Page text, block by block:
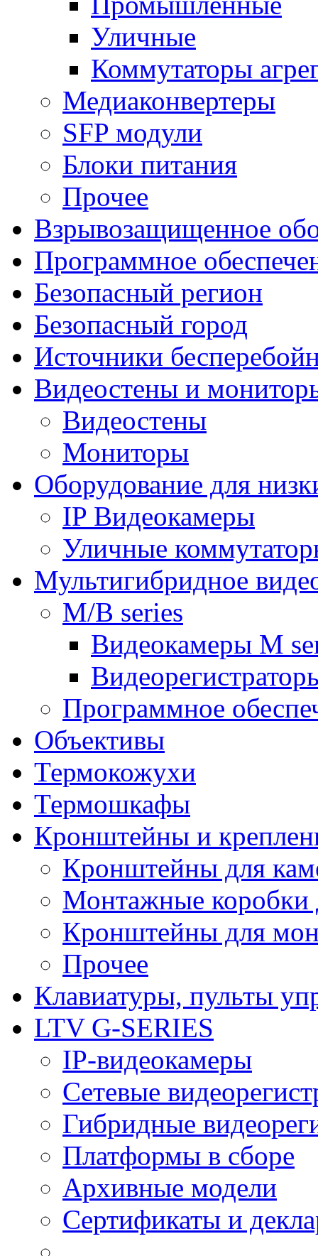
Уличные
Коммутаторы
Медиаконвертеры
SFP модули
Блоки питания
Прочее
Взрывозащищенное
Программное
Безопасный регион
Безопасный город
Источники
Видеостены и
Видеостены
Мониторы
Оборудование для
IP Видеокамеры
Уличные
Мультигибридное
M/B series
Видеокамеры M
Программное
Объективы
Термокожухи
Термошкафы
Кронштейны и
Кронштейны для
Монтажные коробки
Кронштейны для
Прочее
Клавиатуры, пульты
LTV G-SERIES
IP-видеокамеры
Сетевые
Гибридные
Платформы в сборе
Архивные модели
Сертификаты и